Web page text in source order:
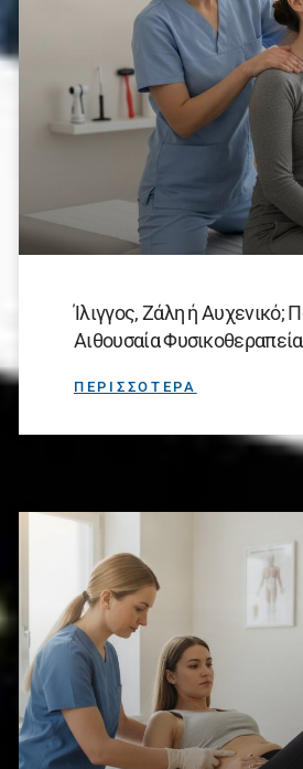
Ίλιγγος, Ζάλη ή Αυχενικό;
Αιθουσαία Φυσικοθεραπεία
ΠΕΡΙΣΣΟΤΕΡΑ